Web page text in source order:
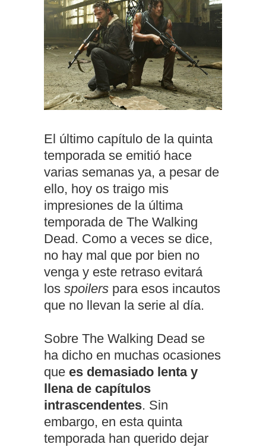
El último capítulo de la quinta
temporada se emitió hace
varias semanas ya, a pesar de
ello, hoy os traigo mis
impresiones de la última
temporada de The Walking
Dead. Como a veces se dice,
no hay mal que por bien no
venga y este retraso evitará
los spoilers para esos incautos
que no llevan la serie al día.
Sobre The Walking Dead se
ha dicho en muchas ocasiones
que es demasiado lenta y
llena de capítulos
intrascendentes. Sin
embargo, en esta quinta
temporada han querido dejar